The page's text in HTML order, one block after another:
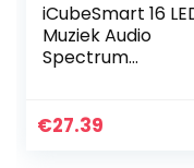
iCubeSmart 16
Muziek Audio
Spectrum
Ingebouwde
€27.39